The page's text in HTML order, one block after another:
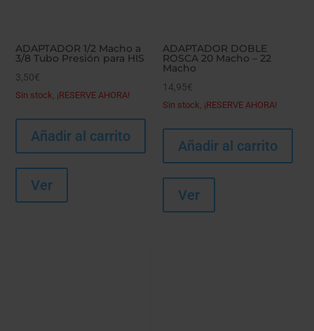
ADAPTADOR 1/2 Macho a
3/8 Tubo Presión para HIS
3,50€
Sin stock, ¡RESERVE AHORA!
Añadir al carrito
Ver
ADAPTADOR DOBLE
ROSCA 20 Macho – 22
Macho
14,95€
Sin stock, ¡RESERVE AHORA!
Añadir al carrito
Ver